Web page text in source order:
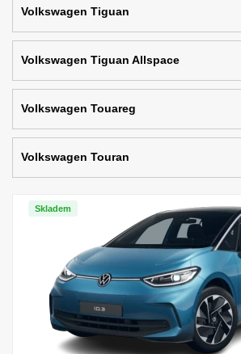
Volkswagen Tiguan
Volkswagen Tiguan Allspace
Volkswagen Touareg
Volkswagen Touran
Skladem